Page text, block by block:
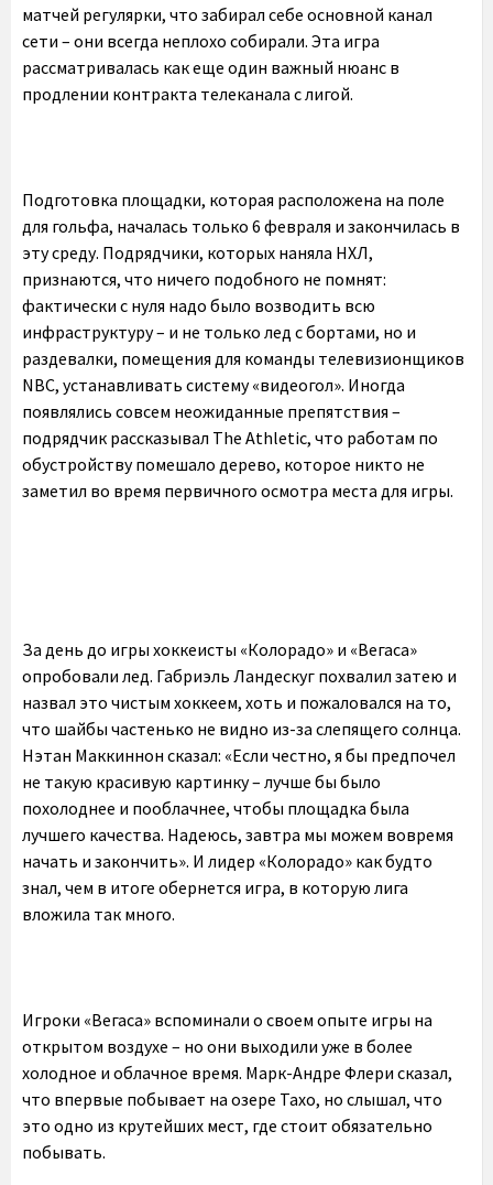
матчей регулярки, что забирал себе основной канал
сети – они всегда неплохо собирали. Эта игра
рассматривалась как еще один важный нюанс в
продлении контракта телеканала с лигой.
Подготовка площадки, которая расположена на поле
для гольфа, началась только 6 февраля и закончилась в
эту среду. Подрядчики, которых наняла НХЛ,
признаются, что ничего подобного не помнят:
фактически с нуля надо было возводить всю
инфраструктуру – и не только лед с бортами, но и
раздевалки, помещения для команды телевизионщиков
NBC, устанавливать систему «видеогол». Иногда
появлялись совсем неожиданные препятствия –
подрядчик рассказывал The Athletic, что работам по
обустройству помешало дерево, которое никто не
заметил во время первичного осмотра места для игры.
За день до игры хоккеисты «Колорадо» и «Вегаса»
опробовали лед. Габриэль Ландескуг похвалил затею и
назвал это чистым хоккеем, хоть и пожаловался на то,
что шайбы частенько не видно из-за слепящего солнца.
Нэтан Маккиннон сказал: «Если честно, я бы предпочел
не такую красивую картинку – лучше бы было
похолоднее и пооблачнее, чтобы площадка была
лучшего качества. Надеюсь, завтра мы можем вовремя
начать и закончить». И лидер «Колорадо» как будто
знал, чем в итоге обернется игра, в которую лига
вложила так много.
Игроки «Вегаса» вспоминали о своем опыте игры на
открытом воздухе – но они выходили уже в более
холодное и облачное время. Марк-Андре Флери сказал,
что впервые побывает на озере Тахо, но слышал, что
это одно из крутейших мест, где стоит обязательно
побывать.